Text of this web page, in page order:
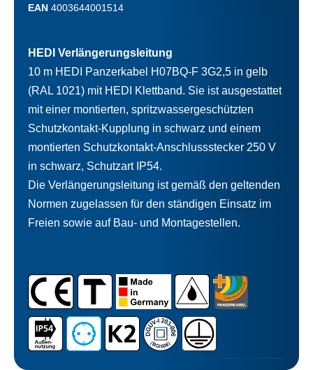
EAN 4003644001514
HEDI Verlängerungsleitung
10 m HEDI Panzerkabel H07BQ-F 3G2,5 in gelb
(RAL 1021) mit HEDI Klettband. Sie ist ausgestattet
mit einer montierten, spritzwassergeschützten
Schutzkontakt-Kupplung in schwarz und einem
montierten Schutzkontakt-Anschlussstecker 250 V
in schwarz, Schutzart IP54.
Die Verlängerungsleitung ist gemäß den geltenden
Normen zugelassen für den ständigen Einsatz im
Freien sowie auf Bau- und Montagestellen.